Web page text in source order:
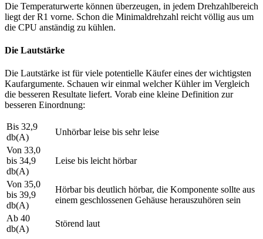
Die Temperaturwerte können überzeugen, in jedem Drehzahlbereich
liegt der R1 vorne. Schon die Minimaldrehzahl reicht völlig aus um
die CPU anständig zu kühlen.
Die Lautstärke
Die Lautstärke ist für viele potentielle Käufer eines der wichtigsten
Kaufargumente. Schauen wir einmal welcher Kühler im Vergleich
die besseren Resultate liefert. Vorab eine kleine Definition zur
besseren Einordnung:
Bis 32,9
db(A)
Unhörbar leise bis sehr leise
Von 33,0
bis 34,9
db(A)
Leise bis leicht hörbar
Von 35,0
bis 39,9
db(A)
Hörbar bis deutlich hörbar, die Komponente sollte aus
einem geschlossenen Gehäuse herauszuhören sein
Ab 40
db(A)
Störend laut